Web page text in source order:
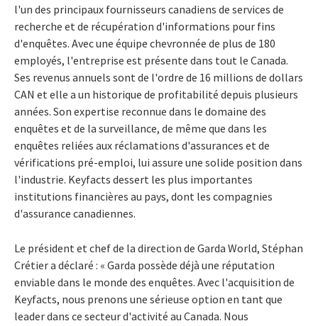
l'un des principaux fournisseurs canadiens de services de
recherche et de récupération d'informations pour fins
d'enquêtes. Avec une équipe chevronnée de plus de 180
employés, l'entreprise est présente dans tout le Canada.
Ses revenus annuels sont de l'ordre de 16 millions de dollars
CAN et elle a un historique de profitabilité depuis plusieurs
années. Son expertise reconnue dans le domaine des
enquêtes et de la surveillance, de même que dans les
enquêtes reliées aux réclamations d'assurances et de
vérifications pré-emploi, lui assure une solide position dans
l'industrie. Keyfacts dessert les plus importantes
institutions financières au pays, dont les compagnies
d'assurance canadiennes.
Le président et chef de la direction de Garda World, Stéphan
Crétier a déclaré : « Garda possède déjà une réputation
enviable dans le monde des enquêtes. Avec l'acquisition de
Keyfacts, nous prenons une sérieuse option en tant que
leader dans ce secteur d'activité au Canada. Nous